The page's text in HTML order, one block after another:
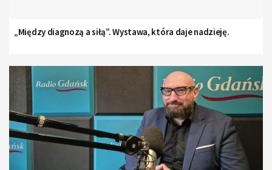
„Między diagnozą a siłą”. Wystawa, która daje nadzieję.